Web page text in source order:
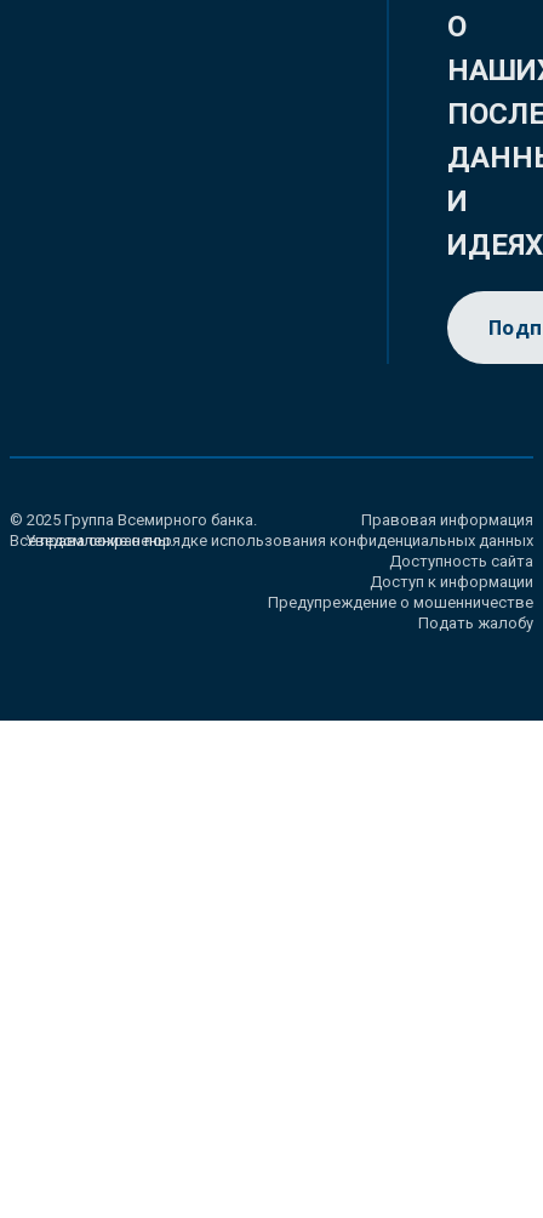
О
И
ИДЕЯХ
© 2025 Группа Всемирного банка.
Все права сохранены.
Правовая информация
Уведомление о порядке использования конфиденциальных данных
Доступность сайта
Доступ к информации
Предупреждение о мошенничестве
Подать жалобу